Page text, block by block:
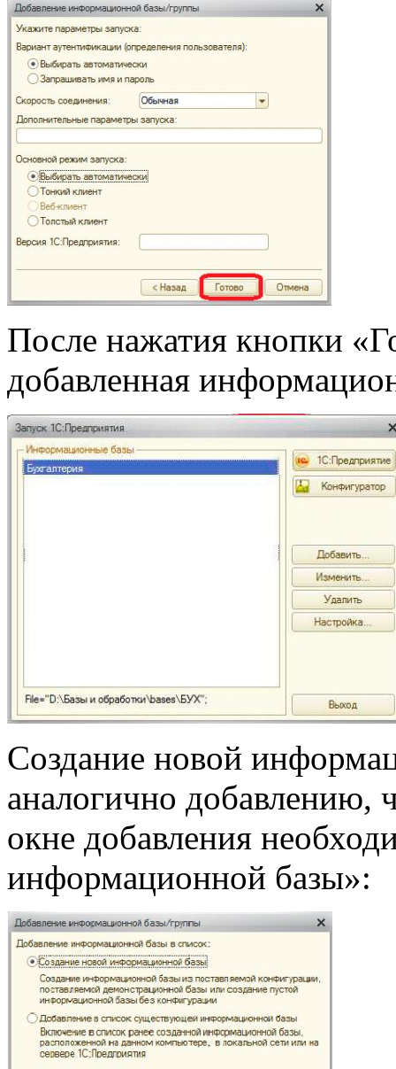
После нажатия кнопки
добавленная
Создание новой
аналогично добавлению,
окне добавления
информационной базы»: